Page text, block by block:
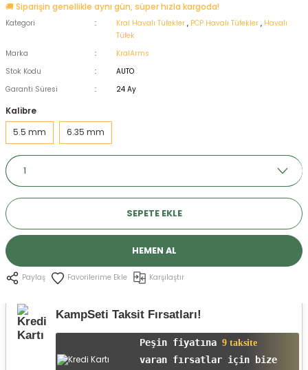
🚚 Siparişin genellikle aynı gün, süper hızla kargoda!
Kategori Kral Havalı Tüfekler , PCP Havalı Tüfekler , Havalı
Tüfek
Marka
KralArms
Stok Kodu
AUTO
Garanti Süresi
24 Ay
Kalibre
5.5 mm
6.35 mm
SEPETE EKLE
HEMEN AL
Paylaş Karşılaştır
KampSeti Taksit Fırsatları!
Peşin fiyatına 9 taksite
varan fırsatlar için bize